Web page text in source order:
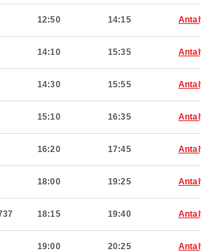
12:50 14:15
14:10 15:35
14:30 15:55
15:10 16:35
16:20 17:45
18:00 19:25
18:15 19:40
19:00 20:25